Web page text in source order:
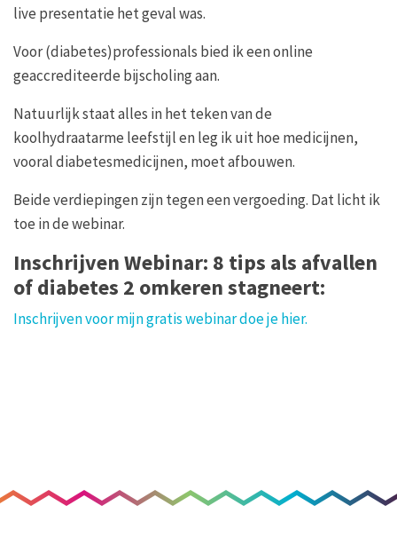
live presentatie het geval was.
Voor (diabetes)professionals bied ik een online
geaccrediteerde bijscholing aan.
Natuurlijk staat alles in het teken van de
koolhydraatarme leefstijl en leg ik uit hoe medicijnen,
vooral diabetesmedicijnen, moet afbouwen.
Beide verdiepingen zijn tegen een vergoeding. Dat licht ik
toe in de webinar.
Inschrijven Webinar: 8 tips als afvallen
of diabetes 2 omkeren stagneert:
Inschrijven voor mijn gratis webinar doe je hier.